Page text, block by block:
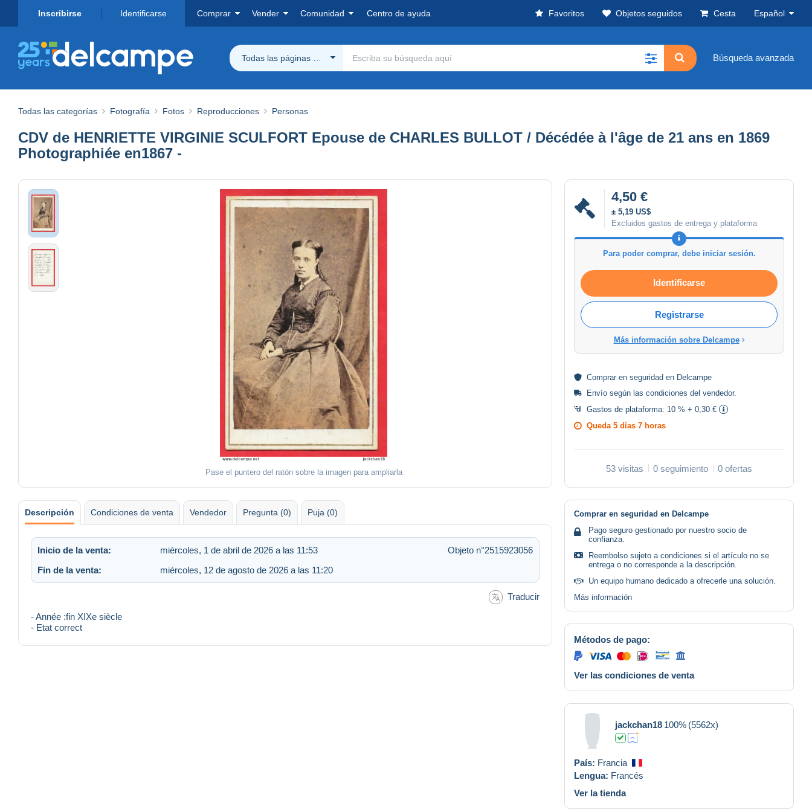
Inscribirse Identificarse Comprar Vender Comunidad Centro de ayuda Favoritos Objetos seguidos Cesta Español
Todas las páginas Delcampe Búsqueda avanzada
Todas las categorías Fotografía Fotos Reproducciones Personas
CDV de HENRIETTE VIRGINIE SCULFORT Epouse de CHARLES BULLOT / Décédée à l'âge de 21 ans en 1869
Photographiée en1867 -
Pase el puntero del ratón sobre la imagen para ampliarla
4,50 €
± 5,19 US$
Excluidos gastos de entrega y plataforma
Para poder comprar, debe iniciar sesión.
Identificarse
Registrarse
Más información sobre Delcampe
Comprar en seguridad en Delcampe
Envío según las condiciones del vendedor.
Gastos de plataforma: 10 % + 0,30 €
Queda 5 días 7 horas
53 visitas 0 seguimiento 0 ofertas
Descripción Condiciones de venta Vendedor Pregunta (0) Puja (0)
Inicio de la venta: miércoles, 1 de abril de 2026 a las 11:53
Objeto n°2515923056
Fin de la venta:
miércoles, 12 de agosto de 2026 a las 11:20
Traducir
- Année :fin XIXe siècle
- Etat correct
Comprar en seguridad en Delcampe
Pago seguro gestionado por nuestro socio de
confianza.
Reembolso sujeto a condiciones si el artículo no se
entrega o no corresponde a la descripción.
Un equipo humano dedicado a ofrecerle una solución.
Más información
Métodos de pago:
Ver las condiciones de venta
jackchan18 100% (5562x)
País: Francia
Lengua: Francés
Ver la tienda